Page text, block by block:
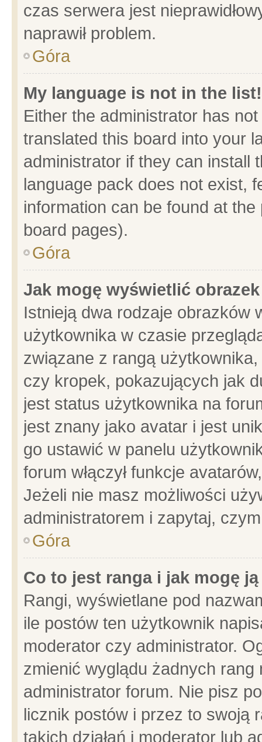
czas serwera jest
naprawił problem.
Góra
My language is not in the list!
Either the administrator has
translated this board into your
administrator if they can install
language pack does not exist,
information can be found at
board pages).
Góra
Jak mogę wyświetlić
Istnieją dwa rodzaje obrazków
użytkownika w czasie
związane z rangą
czy kropek, pokazujących jak
jest status użytkownika na
jest znany jako avatar i jest
go ustawić w panelu
forum włączył funkcje
Jeżeli nie masz możliwości
administratorem i zapytaj,
Góra
Co to jest ranga i jak mogę
Rangi, wyświetlane pod
ile postów ten użytkownik
moderator czy administrator.
zmienić wyglądu żadnych
administrator forum. Nie pisz
licznik postów i przez to swoją
takich działań i moderator lub